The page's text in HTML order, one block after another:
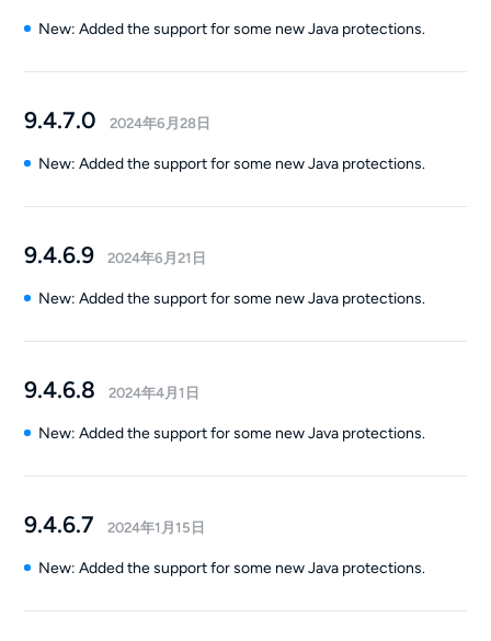
New: Added the support for some new Java protections.
9.4.7.0 2024年6月28日
New: Added the support for some new Java protections.
9.4.6.9 2024年6月21日
New: Added the support for some new Java protections.
9.4.6.8 2024年4月1日
New: Added the support for some new Java protections.
9.4.6.7 2024年1月15日
New: Added the support for some new Java protections.